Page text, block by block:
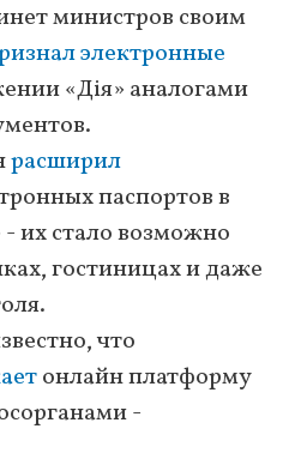
министров своим
электронные
«Дія» аналогами
расширил
паспортов в
их стало возможно
гостиницах и даже
что
онлайн платформу
-